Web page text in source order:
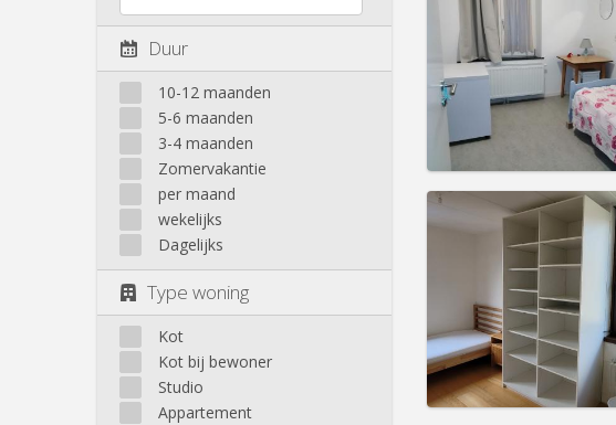
Duur
10-12 maanden
5-6 maanden
3-4 maanden
Zomervakantie
per maand
wekelijks
Dagelijks
Type woning
Kot
Kot bij bewoner
Studio
Appartement
Praktische
Huur: 460 €
Kosten:
Duur:11 maanden, 10
maanden, 3-4
Domiciliëring:
Praktische
Huur:400 €
Kosten:50 €
12 maanden,
zomervakantie
Domiciliëring:Nee